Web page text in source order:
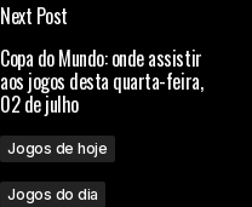
Next Post
Copa do Mundo: onde assistir
aos jogos desta quarta-feira,
02 de julho
Jogos de hoje
Jogos do dia